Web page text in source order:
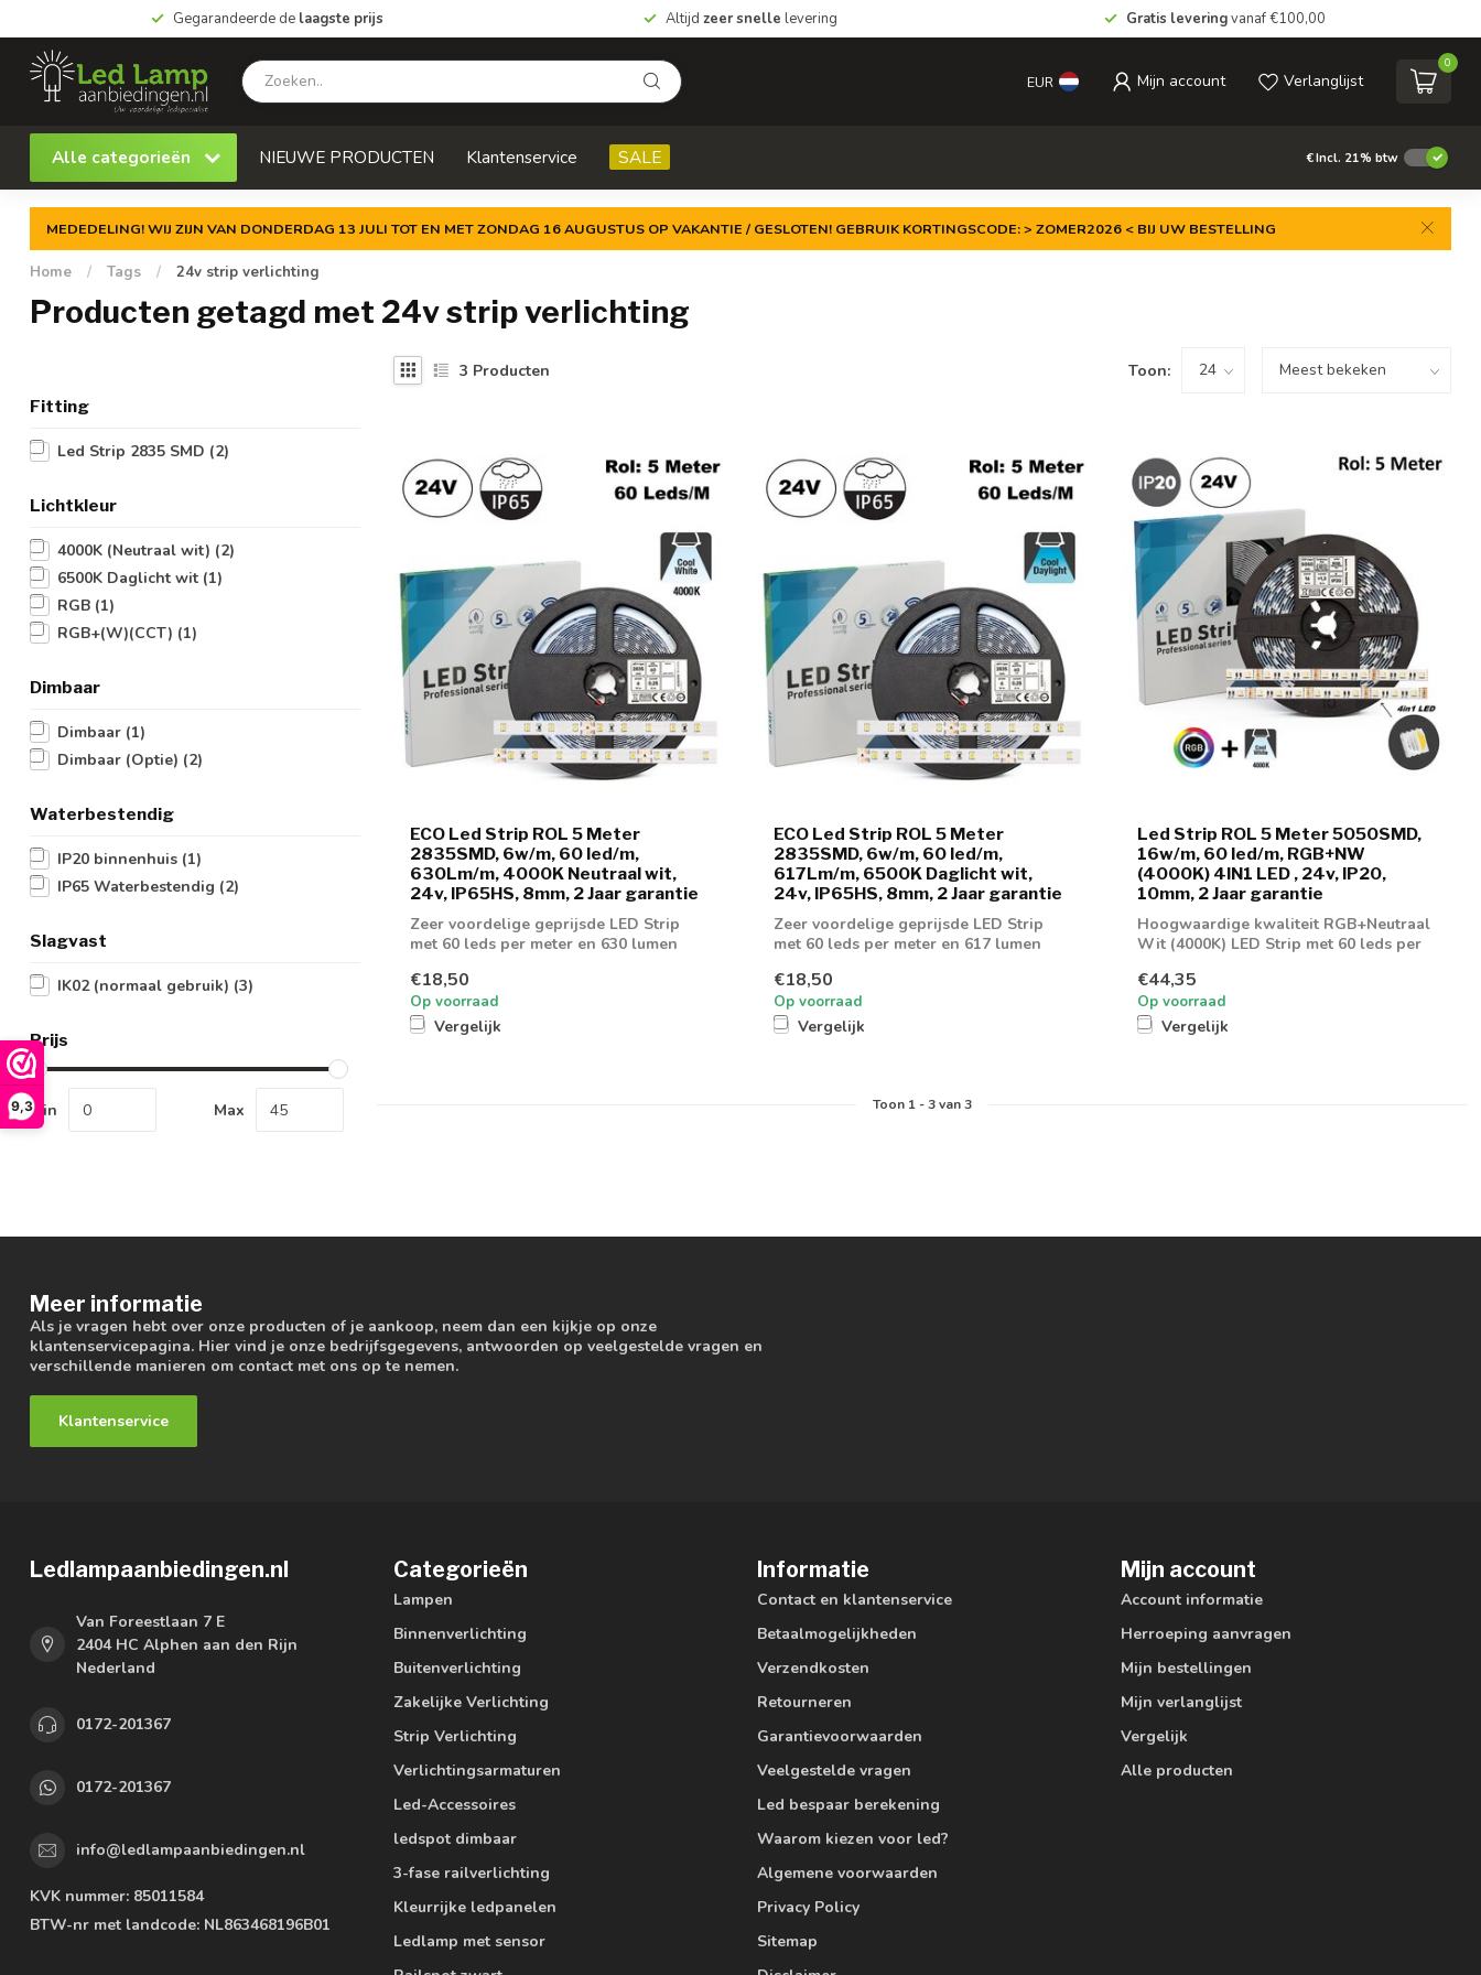
9,3
Gegarandeerde de laagste prijs Altijd zeer snelle levering Gratis leveringvanaf €100,00
EUR Mijn account Verlanglijst
0
Alle categorieën NIEUWE PRODUCTEN Klantenservice SALE €Incl. 21% btw
MEDEDELING! WIJ ZIJN VAN DONDERDAG 13 JULI TOT EN MET ZONDAG 16 AUGUSTUS OP VAKANTIE / GESLOTEN! GEBRUIK KORTINGSCODE: > ZOMER2026 < BIJ UW BESTELLING
Home / Tags / 24v strip verlichting
Producten getagd met 24v strip verlichting
Fitting
Led Strip 2835 SMD (2)
Lichtkleur
4000K (Neutraal wit) (2)
6500K Daglicht wit (1)
RGB (1)
RGB+(W)(CCT) (1)
Dimbaar
Dimbaar (1)
Dimbaar (Optie) (2)
Waterbestendig
IP20 binnenhuis (1)
IP65 Waterbestendig (2)
Slagvast
IK02 (normaal gebruik) (3)
Prijs
Min Max
3 Producten Toon:
ECO Led Strip ROL 5 Meter
2835SMD, 6w/m, 60 led/m,
630Lm/m, 4000K Neutraal wit,
24v, IP65HS, 8mm, 2 Jaar garantie
Zeer voordelige geprijsde LED Strip
met 60 leds per meter en 630 lumen
€18,50
Op voorraad
Vergelijk
ECO Led Strip ROL 5 Meter
2835SMD, 6w/m, 60 led/m,
617Lm/m, 6500K Daglicht wit,
24v, IP65HS, 8mm, 2 Jaar garantie
Zeer voordelige geprijsde LED Strip
met 60 leds per meter en 617 lumen
€18,50
Op voorraad
Vergelijk
Led Strip ROL 5 Meter 5050SMD,
16w/m, 60 led/m, RGB+NW
(4000K) 4IN1 LED , 24v, IP20,
10mm, 2 Jaar garantie
Hoogwaardige kwaliteit RGB+Neutraal
Wit (4000K) LED Strip met 60 leds per
€44,35
Op voorraad
Vergelijk
Toon 1-3van 3
Meer informatie
Als je vragen hebt over onze producten of je aankoop, neem dan een kijkje op onze
klantenservicepagina. Hier vind je onze bedrijfsgegevens, antwoorden op veelgestelde vragen en
verschillende manieren om contact met ons op te nemen.
Klantenservice
Ledlampaanbiedingen.nl
Van Foreestlaan 7 E
2404 HC Alphen aan den Rijn
Nederland
0172-201367
0172-201367
info@ledlampaanbiedingen.nl
KVK nummer: 85011584
BTW-nr met landcode: NL863468196B01
Categorieën
Lampen
Binnenverlichting
Buitenverlichting
Zakelijke Verlichting
Strip Verlichting
Verlichtingsarmaturen
Led-Accessoires
ledspot dimbaar
3-fase railverlichting
Kleurrijke ledpanelen
Ledlamp met sensor
Informatie
Contact en klantenservice
Betaalmogelijkheden
Verzendkosten
Retourneren
Garantievoorwaarden
Veelgestelde vragen
Led bespaar berekening
Waarom kiezen voor led?
Algemene voorwaarden
Privacy Policy
Sitemap
Mijn account
Account informatie
Herroeping aanvragen
Mijn bestellingen
Mijn verlanglijst
Vergelijk
Alle producten